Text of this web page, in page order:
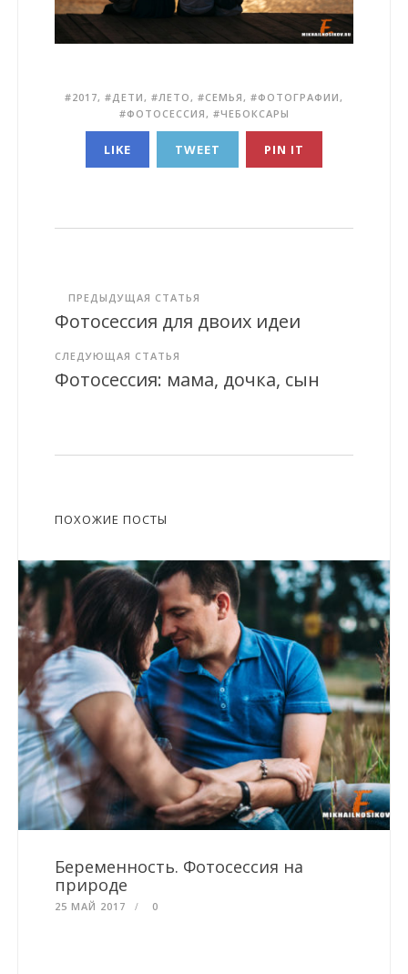
2017, ДЕТИ , ЛЕТО , СЕМЬЯ , ФОТОГРАФИИ ,
ФОТОСЕССИЯ , ЧЕБОКСАРЫ
LIKE TWEET PIN IT
ПРЕДЫДУЩАЯ СТАТЬЯ
Фотосессия для двоих идеи
СЛЕДУЮЩАЯ СТАТЬЯ
Фотосессия: мама, дочка, сын
ПОХОЖИЕ ПОСТЫ
Беременность. Фотосессия на
природе
25 МАЙ 2017 0